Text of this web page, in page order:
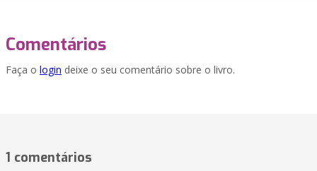
Comentários
Faça o login deixe o seu comentário sobre o livro.
1 comentários